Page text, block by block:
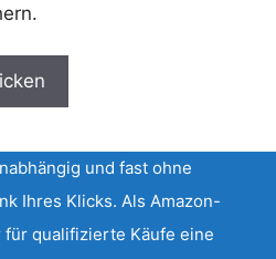
und fast ohne
Ihres Klicks. Als Amazon-
qualifizierte Käufe eine